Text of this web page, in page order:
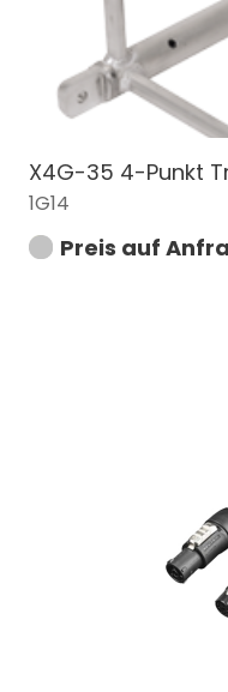
X4G-35 4-Punkt
1G14
Preis auf